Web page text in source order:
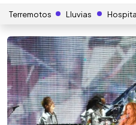
Terremotos Lluvias